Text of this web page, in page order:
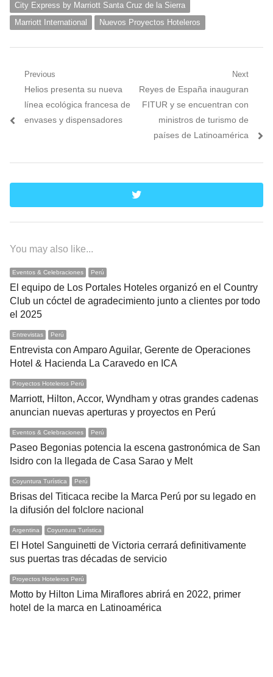
City Express by Marriott Santa Cruz de la Sierra
Marriott International
Nuevos Proyectos Hoteleros
Navegación
entradas
Previous
Previous
post:
Helios presenta su nueva
línea ecológica francesa de
envases y dispensadores
Next
Next
post:
Reyes de España inauguran
FITUR y se encuentran con
ministros de turismo de
países de Latinoamérica
twitter
You may also like...
Eventos & Celebraciones Perú
El equipo de Los Portales Hoteles organizó en el Country
Club un cóctel de agradecimiento junto a clientes por todo
el 2025
Entrevistas Perú
Entrevista con Amparo Aguilar, Gerente de Operaciones
Hotel & Hacienda La Caravedo en ICA
Proyectos Hoteleros Perú
Marriott, Hilton, Accor, Wyndham y otras grandes cadenas
anuncian nuevas aperturas y proyectos en Perú
Eventos & Celebraciones Perú
Paseo Begonias potencia la escena gastronómica de San
Isidro con la llegada de Casa Sarao y Melt
Coyuntura Turística Perú
Brisas del Titicaca recibe la Marca Perú por su legado en
la difusión del folclore nacional
Argentina Coyuntura Turística
El Hotel Sanguinetti de Victoria cerrará definitivamente
sus puertas tras décadas de servicio
Proyectos Hoteleros Perú
Motto by Hilton Lima Miraflores abrirá en 2022, primer
hotel de la marca en Latinoamérica